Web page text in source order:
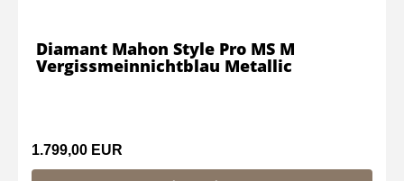
1.799,00 EUR
Diamant Mahon Style Pro MS M
Vergissmeinnichtblau Metallic